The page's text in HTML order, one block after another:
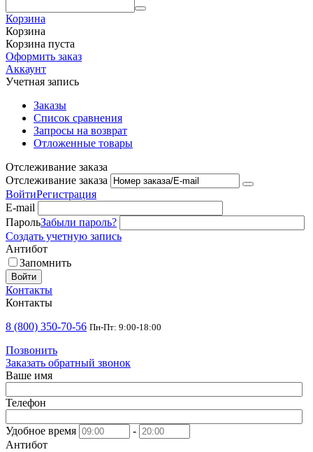
Корзина
Корзина
Корзина пуста
Оформить заказ
Аккаунт
Учетная запись
Заказы
Список сравнения
Запросы на возврат
Отложенные товары
Отслеживание заказа
Отслеживание заказа
ВойтиРегистрация
E-mail
ПарольЗабыли пароль?
Создать учетную запись
Антибот
Запомнить
Войти
Контакты
Контакты
8 (800) 350-70-56 Пн-Пт: 9:00-18:00
Позвонить
Заказать обратный звонок
Ваше имя
Телефон
Удобное время
-
Антибот